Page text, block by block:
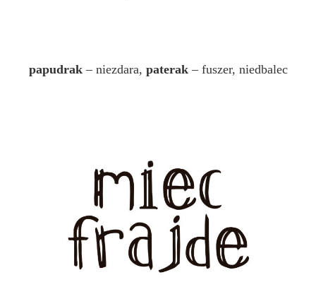
papudrak– niezdara, paterak– fuszer, niedbalec